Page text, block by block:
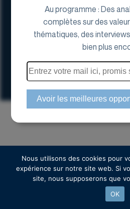
17 Avenue George V,
Espace actionnaire
Copyright © 2024 Euroland
Au programme : Des
complètes sur des
thématiques, des
bien plus
Nous utilisons des cookies pour
expérience sur notre site web. Si
site, nous supposerons que
OK